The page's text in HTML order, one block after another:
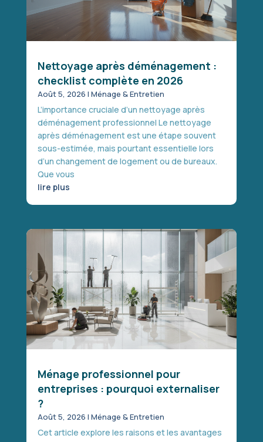
Nettoyage après déménagement :
checklist complète en 2026
Août 5, 2026 | Ménage & Entretien
L’importance cruciale d’un nettoyage après
déménagement professionnel Le nettoyage
après déménagement est une étape souvent
sous-estimée, mais pourtant essentielle lors
d’un changement de logement ou de bureaux.
Que vous
lire plus
Ménage professionnel pour
entreprises : pourquoi externaliser
?
Août 5, 2026 | Ménage & Entretien
Cet article explore les raisons et les avantages